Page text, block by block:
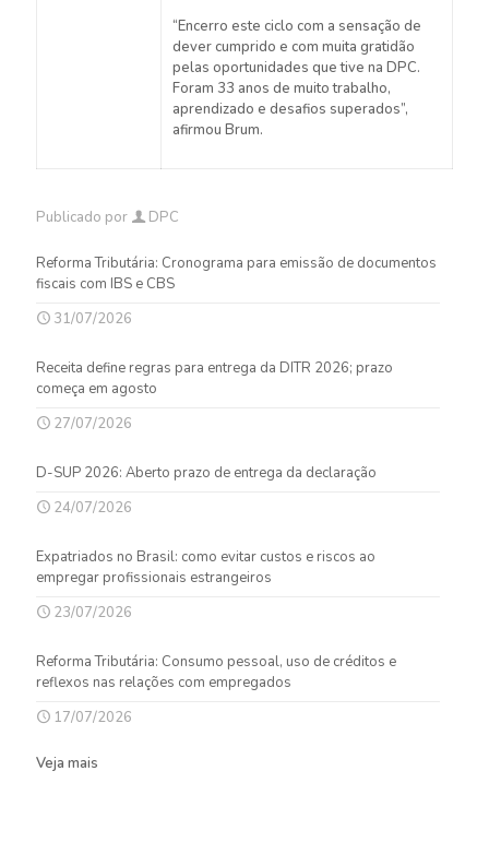
“Encerro este ciclo com a sensação de
dever cumprido e com muita gratidão
pelas oportunidades que tive na DPC.
Foram 33 anos de muito trabalho,
aprendizado e desafios superados”,
afirmou Brum.
Publicado por DPC
Reforma Tributária: Cronograma para emissão de documentos
fiscais com IBS e CBS
31/07/2026
Receita define regras para entrega da DITR 2026; prazo
começa em agosto
27/07/2026
D-SUP 2026: Aberto prazo de entrega da declaração
24/07/2026
Expatriados no Brasil: como evitar custos e riscos ao
empregar profissionais estrangeiros
23/07/2026
Reforma Tributária: Consumo pessoal, uso de créditos e
reflexos nas relações com empregados
17/07/2026
Veja mais